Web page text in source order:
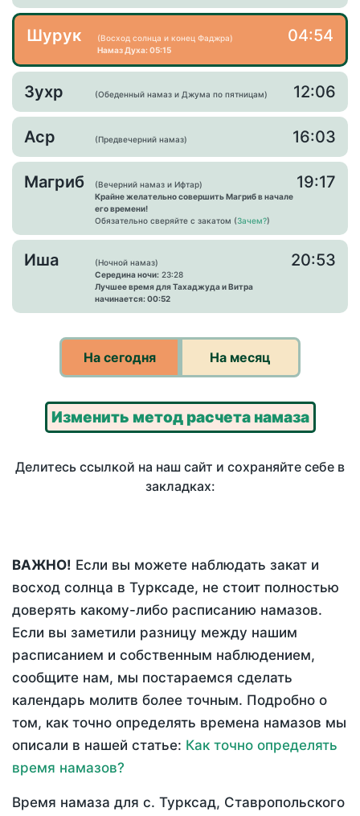
Шурук
(Восход солнца и конец Фаджра)
Намаз Духа: 05:15
04:54
Зухр (Обеденный намаз и Джума по пятницам) 12:06
Аср (Предвечерний намаз) 16:03
Магриб
(Вечерний намаз и Ифтар)
Крайне желательно совершить Магриб в начале
его времени!
Обязательно сверяйте с закатом (Зачем?)
19:17
Иша
(Ночной намаз)
Середина ночи: 23:28
Лучшее время для Тахаджуда и Витра
начинается: 00:52
20:53
На сегодня На месяц
Изменить метод расчета намаза
Делитесь ссылкой на наш сайт и сохраняйте себе в
закладках:
ВАЖНО! Если вы можете наблюдать закат и
восход солнца в Турксаде, не стоит полностью
доверять какому-либо расписанию намазов.
Если вы заметили разницу между нашим
расписанием и собственным наблюдением,
сообщите нам, мы постараемся сделать
календарь молитв более точным. Подробно о
том, как точно определять времена намазов мы
описали в нашей статье: Как точно определять
время намазов?
Время намаза для с. Турксад, Ставропольского